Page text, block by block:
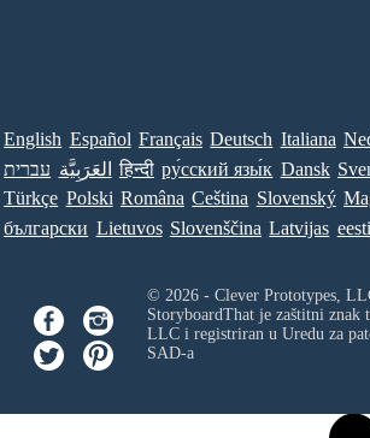
English Español Français Deutsch Italiana
עברית العَرَبِيَّة हिन्दी ру́сский язы́к Dansk
Türkçe Polski Româna Ceština Slovenský
български Lietuvos Slovenščina Latvijas eesti
© 2026 - Clever Prototypes,
StoryboardThat je zaštitni znak
LLCi registriran u Uredu za
SAD-a